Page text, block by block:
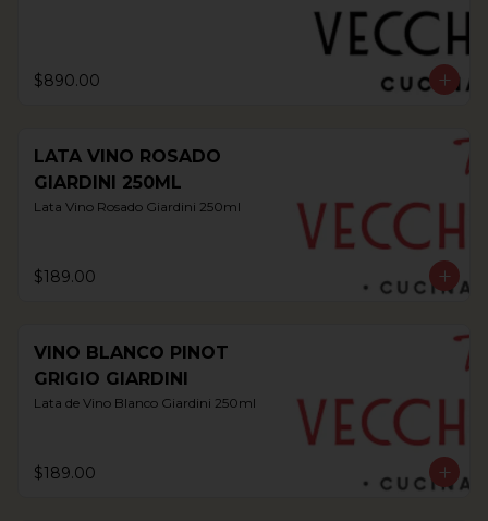
$890.00
LATA VINO ROSADO
GIARDINI 250ML
Lata Vino Rosado Giardini 250ml
$189.00
VINO BLANCO PINOT
GRIGIO GIARDINI
Lata de Vino Blanco Giardini 250ml
$189.00